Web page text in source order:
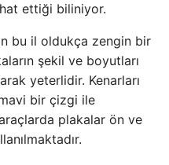
ettiği biliniyor.
bu il oldukça zengin bir
şekil ve boyutları
yeterlidir. Kenarları
bir çizgi ile
plakalar ön ve